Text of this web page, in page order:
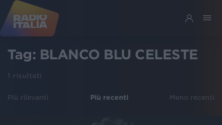
Tag: BLANCO BLU CELESTE
1 risultati
Più rilevanti Più recenti Meno recenti